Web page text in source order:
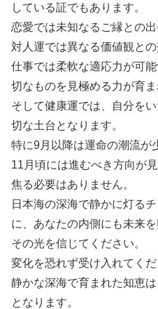
している証でもあります。
恋愛では未知なるご縁との出
対人運では異なる価値観と
仕事では柔軟な適応力が可
切なものを見極める力が育ま
そして健康運では、自分を
切な土台となります。
特に9月以降は運命の潮流が
11月頃には進むべき方向が
焦る必要はありません。
日本海の深海で静かに灯る
に、あなたの内側にも未来
その光を信じてください。
変化を恐れず受け入れてくだ
静かな深海で育まれた知恵
となります。